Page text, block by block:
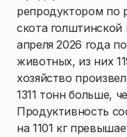
репродуктором по
скота
апреля 2026 года
животных, из них
хозяйство
1311 тонн больше,
Продуктивность
на 1101 кг